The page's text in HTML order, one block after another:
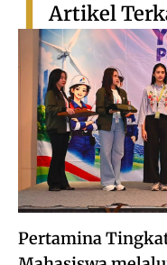
Pertamina
Artikel